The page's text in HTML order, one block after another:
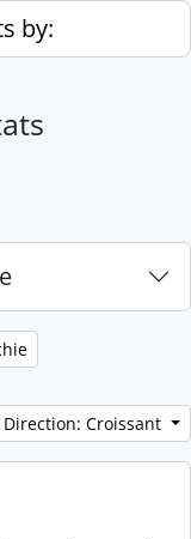
by:
Direction: Croissant